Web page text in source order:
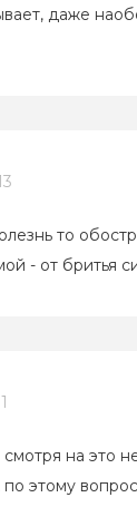
даже
то
- от бритья
на это
этому